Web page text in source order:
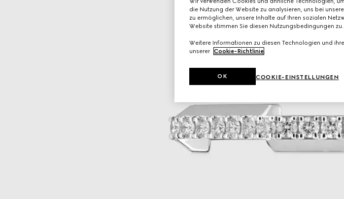
die Nutzung der Website zu analysieren, uns bei
zu ermöglichen, unsere Inhalte auf Ihren sozialen
Website stimmen Sie diesen Nutzungsbedingungen zu.
Weitere Informationen zu diesen Technologien und
unserer Cookie-Richtlinie.
COOKIE-EINSTELLUNGEN
OK